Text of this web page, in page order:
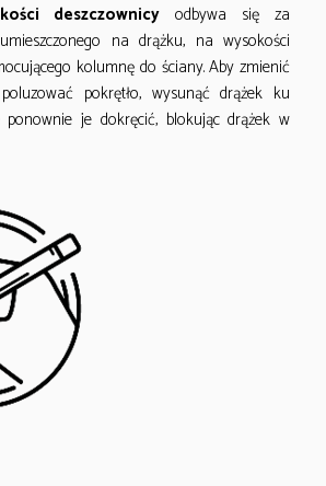
deszczownicy odbywa się za
na drążku, na wysokości
kolumnę do ściany. Aby zmienić
pokrętło, wysunąć drążek ku
je dokręcić, blokując drążek w